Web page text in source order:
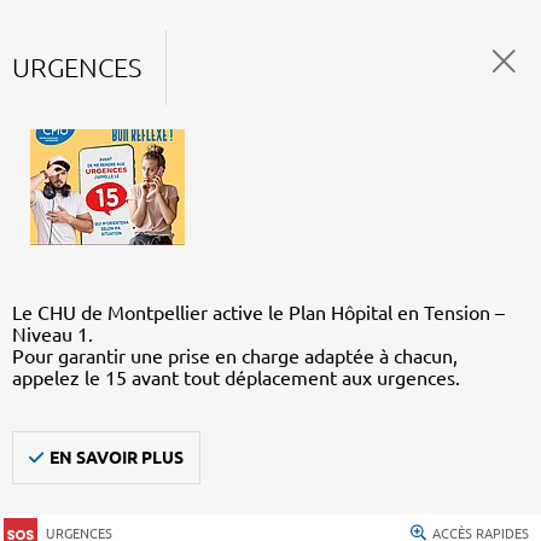
URGENCES
Le CHU de Montpellier active le Plan Hôpital en Tension –
Niveau 1.
Pour garantir une prise en charge adaptée à chacun,
appelez le 15 avant tout déplacement aux urgences.
EN SAVOIR PLUS
URGENCES ACCÈS RAPIDES